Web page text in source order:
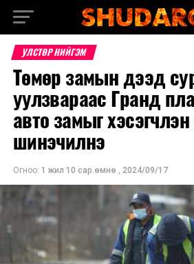
УЛСТӨР НИЙГЭМ
Төмөр замын дээд
уулзвараас Гранд
авто замыг
шинэчилнэ
Огноо: 1 жил 10 сар.өмнө , 2024/09/17